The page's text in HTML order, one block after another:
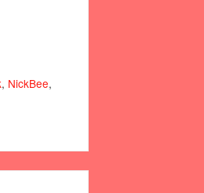
, NickBee,